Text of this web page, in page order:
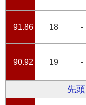
91.86 18 -
90.92 19 -
先頭